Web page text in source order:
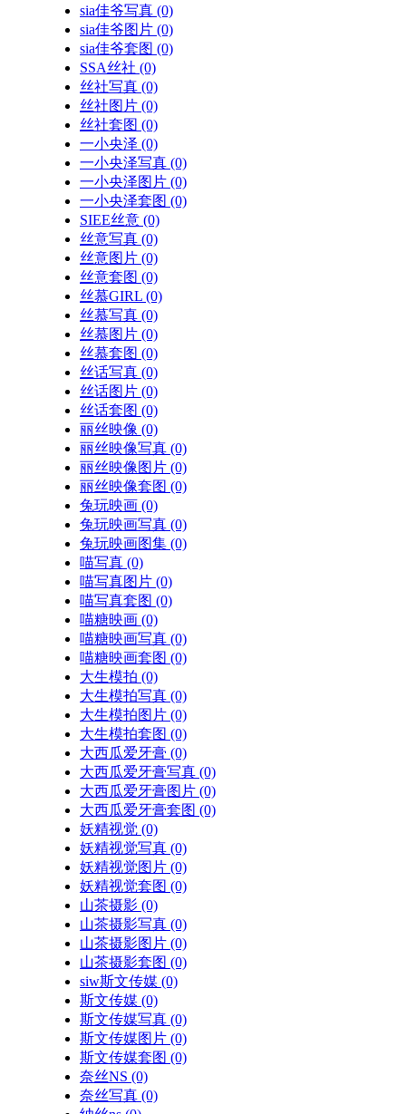
sia佳爷写真 (0)
sia佳爷图片 (0)
sia佳爷套图 (0)
SSA丝社 (0)
丝社写真 (0)
丝社图片 (0)
丝社套图 (0)
一小央泽 (0)
一小央泽写真 (0)
一小央泽图片 (0)
一小央泽套图 (0)
SIEE丝意 (0)
丝意写真 (0)
丝意图片 (0)
丝意套图 (0)
丝慕GIRL (0)
丝慕写真 (0)
丝慕图片 (0)
丝慕套图 (0)
丝话写真 (0)
丝话图片 (0)
丝话套图 (0)
丽丝映像 (0)
丽丝映像写真 (0)
丽丝映像图片 (0)
丽丝映像套图 (0)
兔玩映画 (0)
兔玩映画写真 (0)
兔玩映画图集 (0)
喵写真 (0)
喵写真图片 (0)
喵写真套图 (0)
喵糖映画 (0)
喵糖映画写真 (0)
喵糖映画套图 (0)
大生模拍 (0)
大生模拍写真 (0)
大生模拍图片 (0)
大生模拍套图 (0)
大西瓜爱牙膏 (0)
大西瓜爱牙膏写真 (0)
大西瓜爱牙膏图片 (0)
大西瓜爱牙膏套图 (0)
妖精视觉 (0)
妖精视觉写真 (0)
妖精视觉图片 (0)
妖精视觉套图 (0)
山茶摄影 (0)
山茶摄影写真 (0)
山茶摄影图片 (0)
山茶摄影套图 (0)
siw斯文传媒 (0)
斯文传媒 (0)
斯文传媒写真 (0)
斯文传媒图片 (0)
斯文传媒套图 (0)
奈丝NS (0)
奈丝写真 (0)